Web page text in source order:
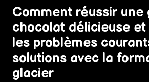
Comment réussir une
chocolat délicieuse
les problèmes
solutions avec la
glacier